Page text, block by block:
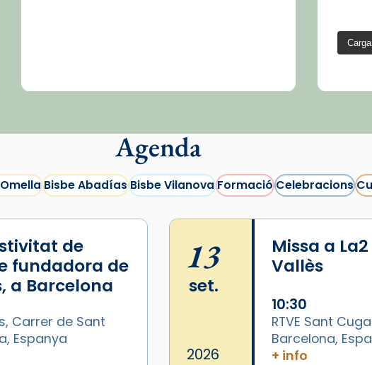
Agenda
Bisbe AbadíasBisbe VilanovaFormacióCelebracions
de
fundadora de
a Barcelona
Carrer de Sant
Espanya
13
set.
2026
Missa a
Vallès
10:30
RTVE Sant
Barcelona,
+ info